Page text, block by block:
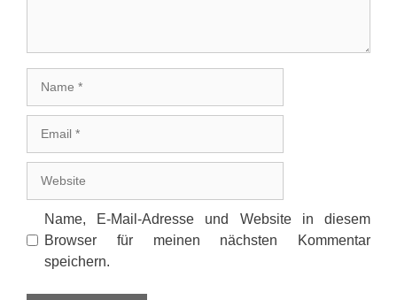
Name, E-Mail-Adresse und Website in diesem
Browser für meinen nächsten Kommentar
speichern.